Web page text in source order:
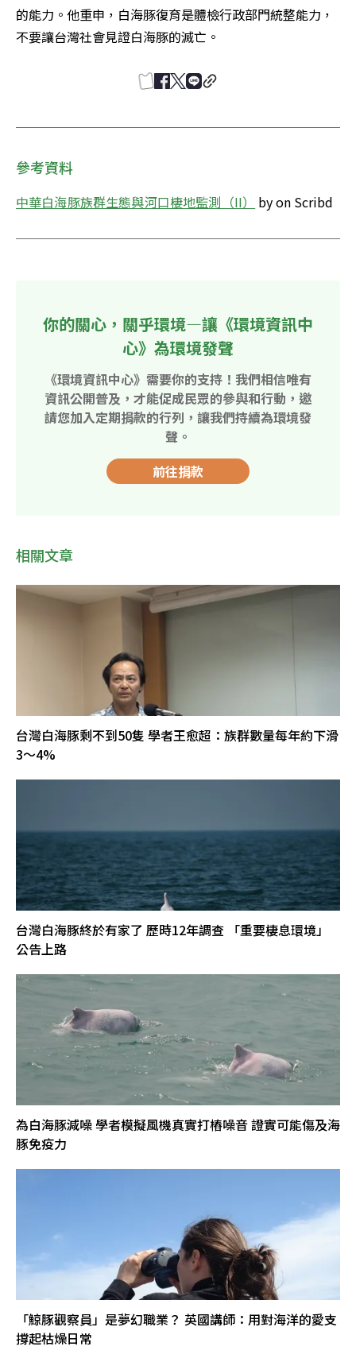
的能力。他重申，白海豚復育是體檢行政部門統整能力，
不要讓台灣社會見證白海豚的滅亡。
參考資料
中華白海豚族群生態與河口棲地監測（II） by on Scribd
你的關心，關乎環境—讓《環境資訊中
心》為環境發聲
《環境資訊中心》需要你的支持！我們相信唯有
資訊公開普及，才能促成民眾的參與和行動，邀
請您加入定期捐款的行列，讓我們持續為環境發
聲。
前往捐款
相關文章
台灣白海豚剩不到50隻 學者王愈超：族群數量每年約下滑
3～4%
台灣白海豚終於有家了 歷時12年調查 「重要棲息環境」
公告上路
為白海豚減噪 學者模擬風機真實打樁噪音 證實可能傷及海
豚免疫力
「鯨豚觀察員」是夢幻職業？ 英國講師：用對海洋的愛支
撐起枯燥日常